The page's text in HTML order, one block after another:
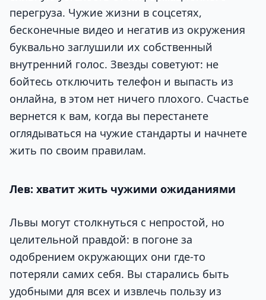
перегруза. Чужие жизни в соцсетях,
бесконечные видео и негатив из окружения
буквально заглушили их собственный
внутренний голос. Звезды советуют: не
бойтесь отключить телефон и выпасть из
онлайна, в этом нет ничего плохого. Счастье
вернется к вам, когда вы перестанете
оглядываться на чужие стандарты и начнете
жить по своим правилам.
Лев: хватит жить чужими ожиданиями
Львы могут столкнуться с непростой, но
целительной правдой: в погоне за
одобрением окружающих они где-то
потеряли самих себя. Вы старались быть
удобными для всех и извлечь пользу из